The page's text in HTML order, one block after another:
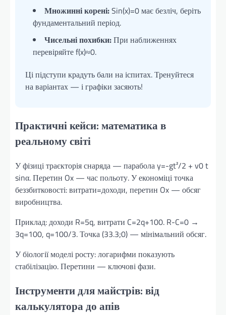
Множинні корені:Sin(x)=0 має безліч, беріть
фундаментальний період.
Чисельні похибки:При наближеннях
перевіряйте f(x)≈0.
Ці підступи крадуть бали на іспитах. Тренуйтеся
на варіантах — і графіки засяють!
Практичні кейси: математика в
реальному світі
У фізиці траєкторія снаряда — парабола y=-gt²/2 + v0 t
sinα. Перетин Ox — час польоту. У економіці точка
беззбитковості: витрати=доходи, перетин Ox — обсяг
виробництва.
Приклад: доходи R=5q, витрати C=2q+100. R-C=0 →
3q=100, q=100/3. Точка (33.3;0) — мінімальний обсяг.
У біології моделі росту: логарифми показують
стабілізацію. Перетини — ключові фази.
Інструменти для майстрів: від
калькулятора до апів